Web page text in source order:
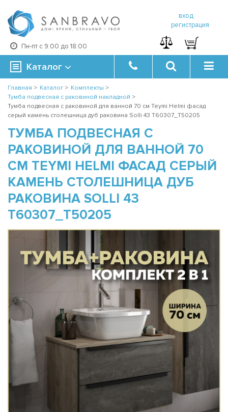
Пн-пт с 9:00 до 18:00
вход
регистрация
Каталог
Главная > Каталог > Комплекты >
Тумба подвесная с раковиной накладной >
Тумба подвесная с раковиной для ванной 70 см Teymi Helmi фасад
серый камень столешница дуб раковина Solli 43 T60307_T50205
ТУМБА ПОДВЕСНАЯ С
РАКОВИНОЙ ДЛЯ ВАННОЙ 70
СМ TEYMI HELMI ФАСАД СЕРЫЙ
КАМЕНЬ СТОЛЕШНИЦА ДУБ
РАКОВИНА SOLLI 43
T60307_T50205